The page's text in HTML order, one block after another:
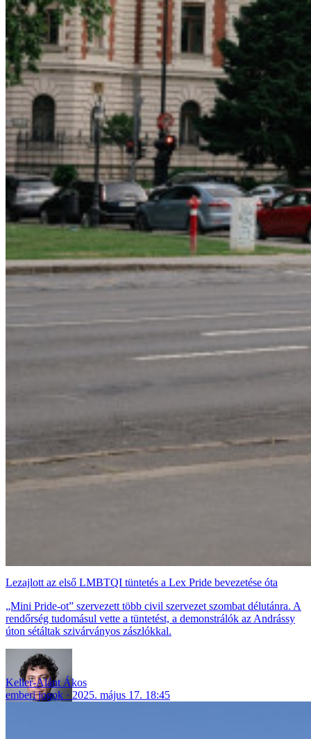
Lezajlott az első LMBTQI tüntetés a Lex Pride bevezetése óta
„Mini Pride-ot” szervezett több civil szervezet szombat délutánra. A
rendőrség tudomásul vette a tüntetést, a demonstrálók az Andrássy
úton sétáltak szivárványos zászlókkal.
Keller-Alánt Ákos
emberi jogok
2025. május 17. 18:45